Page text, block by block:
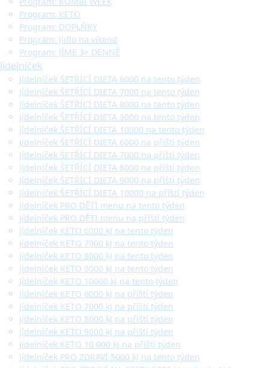
Program: KETO
Program: DOPLŇKY
Program: Jídlo na víkend
Program: JÍME 3× DENNĚ
Jídelníček
Jídelníček ŠETŘÍCÍ DIETA 6000 na tento týden
Jídelníček ŠETŘÍCÍ DIETA 7000 na tento týden
Jídelníček ŠETŘÍCÍ DIETA 8000 na tento týden
Jídelníček ŠETŘÍCÍ DIETA 9000 na tento týden
Jídelníček ŠETŘÍCÍ DIETA 10000 na tento týden
Jídelníček ŠETŘÍCÍ DIETA 6000 na příští týden
Jídelníček ŠETŘÍCÍ DIETA 7000 na příští týden
Jídelníček ŠETŘÍCÍ DIETA 8000 na příští týden
Jídelníček ŠETŘÍCÍ DIETA 9000 na příští týden
Jídelníček ŠETŘÍCÍ DIETA 10000 na příští týden
Jídelníček PRO DĚTI menu na tento týden
Jídelníček PRO DĚTI menu na příští týden
Jídelníček KETO 6000 kJ na tento týden
Jídelníček KETO 7000 kJ na tento týden
Jídelníček KETO 8000 kJ na tento týden
Jídelníček KETO 9000 kJ na tento týden
Jídelníček KETO 10000 kJ na tento týden
Jídelníček KETO 6000 kJ na příští týden
Jídelníček KETO 7000 kJ na příští týden
Jídelníček KETO 8000 kJ na příští týden
Jídelníček KETO 9000 kJ na příští týden
Jídelníček KETO 10 000 kJ na příští týden
Jídelníček PRO ZDRAVÍ 5000 kJ na tento týden